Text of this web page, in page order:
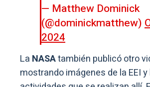
— Matthew Dominick
(@dominickmatthew)
2024
La NASAtambién publicó otro
mostrando imágenes de la EEI y